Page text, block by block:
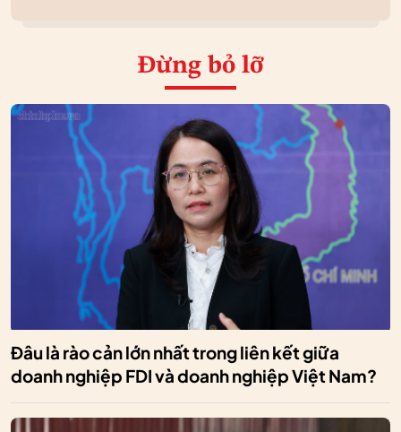
Đừng bỏ lỡ
Đâu là rào cản lớn nhất trong liên kết giữa
doanh nghiệp FDI và doanh nghiệp Việt Nam?